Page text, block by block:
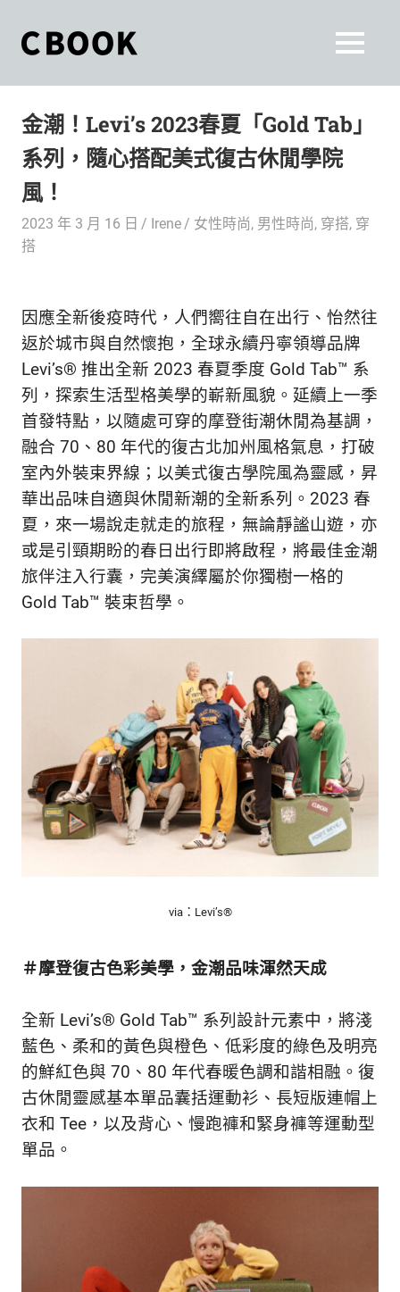
content
和
你
一
起
自
己
的
生
活
態
度
World.」
是
一
本
最
貼
生
活
雜
誌。
最
精
采
豐
富
的
時
尚
潮
流、
生
奇
二
和
CBOOK
一
起
找
到
專
MENU
金潮！Levi’s 2023春夏「Gold Tab」
系列，隨心搭配美式復古休閒學院
風！
2023 年 3 月 16 日 Irene 女性時尚, 男性時尚, 穿搭, 穿
搭
因應全新後疫時代，人們嚮往自在出行、怡然往
返於城市與自然懷抱，全球永續丹寧領導品牌
Levi’s® 推出全新 2023 春夏季度 Gold Tab™ 系
列，探索生活型格美學的嶄新風貌。延續上一季
首發特點，以隨處可穿的摩登街潮休閒為基調，
融合 70、80 年代的復古北加州風格氣息，打破
室內外裝束界線；以美式復古學院風為靈感，昇
華出品味自適與休閒新潮的全新系列。2023 春
夏，來一場說走就走的旅程，無論靜謐山遊，亦
或是引頸期盼的春日出行即將啟程，將最佳金潮
旅伴注入行囊，完美演繹屬於你獨樹一格的
Gold Tab™ 裝束哲學。
via：Levi’s®
＃摩登復古色彩美學，金潮品味渾然天成
全新 Levi’s® Gold Tab™ 系列設計元素中，將淺
藍色、柔和的黃色與橙色、低彩度的綠色及明亮
的鮮紅色與 70、80 年代春暖色調和諧相融。復
古休閒靈感基本單品囊括運動衫、長短版連帽上
衣和 Tee，以及背心、慢跑褲和緊身褲等運動型
單品。